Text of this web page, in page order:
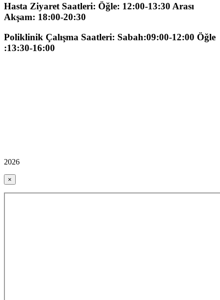
Hasta Ziyaret Saatleri: Öğle: 12:00-13:30 Arası
Akşam: 18:00-20:30
Poliklinik Çalışma Saatleri: Sabah:09:00-12:00 Öğle
:13:30-16:00
2026
×